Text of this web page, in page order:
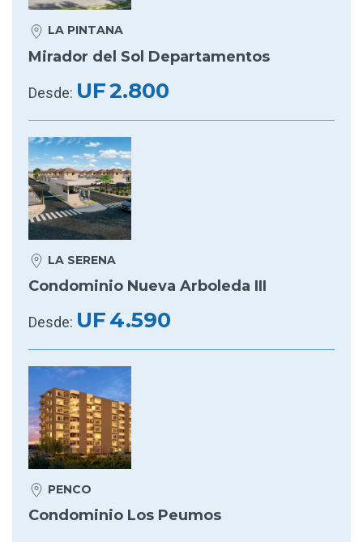
LA PINTANA
Mirador del Sol Departamentos
Desde: UF2.800
LA SERENA
Condominio Nueva Arboleda III
Desde: UF4.590
PENCO
Condominio Los Peumos